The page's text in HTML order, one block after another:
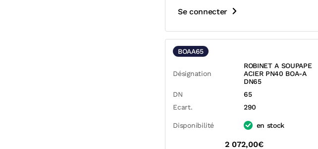
Se connecter
BOAA65
Désignation
ROBINET A SOUPAPE
ACIER PN40 BOA-A
DN65
DN
65
Ecart.
290
Disponibilité en stock
2 072,00€